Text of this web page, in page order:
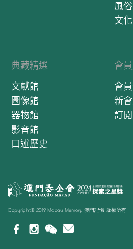
風
文
典藏精選
文獻館
圖像館
器物館
影音館
口述歷史
會
會
新
訂
Copyright© 2019 Macau Memory 澳門記憶 版權所有